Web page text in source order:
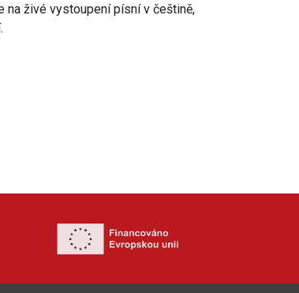
na živé vystoupení písní v češtině,